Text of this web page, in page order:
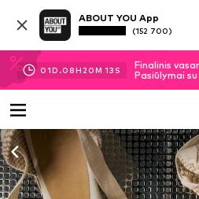
ABOUT YOU App
(152 700)
01D.08H 20M 11 S
Finalinis
Pasiūlymai